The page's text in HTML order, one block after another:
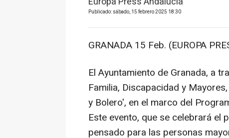
Publicado: sábado, 15 febrero 2025 18:30
GRANADA 15 Feb. (EUROPA
El Ayuntamiento de Granada, a
Familia, Discapacidad y
y Bolero', en el marco del
Este evento, que se celebrará
pensado para las personas